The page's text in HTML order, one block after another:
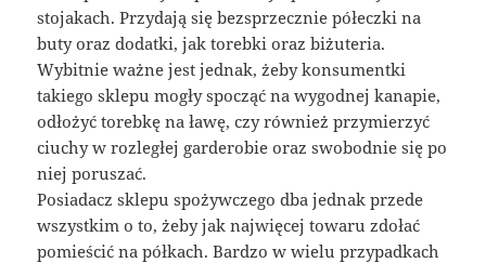
stojakach. Przydają się bezsprzecznie półeczki na
buty oraz dodatki, jak torebki oraz biżuteria.
Wybitnie ważne jest jednak, żeby konsumentki
takiego sklepu mogły spocząć na wygodnej kanapie,
odłożyć torebkę na ławę, czy również przymierzyć
ciuchy w rozległej garderobie oraz swobodnie się po
niej poruszać.
Posiadacz sklepu spożywczego dba jednak przede
wszystkim o to, żeby jak najwięcej towaru zdołać
pomieścić na półkach. Bardzo w wielu przypadkach